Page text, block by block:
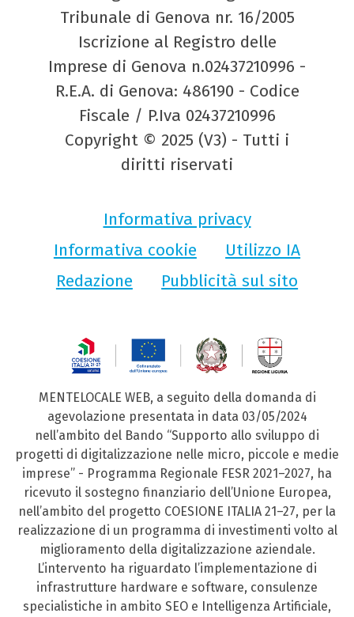
Tribunale di Genova nr. 16/2005
Iscrizione al Registro delle
Imprese di Genova n.02437210996 -
R.E.A. di Genova: 486190 - Codice
Fiscale / P.Iva 02437210996
Copyright © 2025 (V3) - Tutti i
diritti riservati
Informativa privacy
Informativa cookie
Utilizzo IA
Redazione
Pubblicità sul sito
MENTELOCALE WEB, a seguito della domanda di
agevolazione presentata in data 03/05/2024
nell’ambito del Bando “Supporto allo sviluppo di
progetti di digitalizzazione nelle micro, piccole e medie
imprese” - Programma Regionale FESR 2021–2027, ha
ricevuto il sostegno finanziario dell’Unione Europea,
nell’ambito del progetto COESIONE ITALIA 21–27, per la
realizzazione di un programma di investimenti volto al
miglioramento della digitalizzazione aziendale.
L’intervento ha riguardato l’implementazione di
infrastrutture hardware e software, consulenze
specialistiche in ambito SEO e Intelligenza Artificiale,